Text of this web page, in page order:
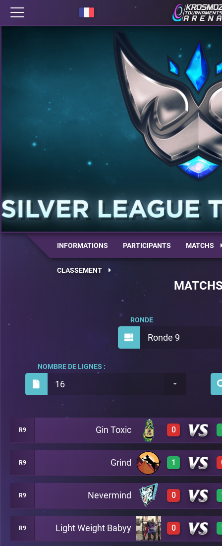
INFORMATIONS PARTICIPANTS MATCHS
CLASSEMENT
Ronde 9
RONDE
16
NOMBRE DE LIGNES :
R9 Gin Toxic 0
0 A19
R9 Grind 1
2 A19
R9 Nevermind 0
0 A19
R9 Light Weight Babyy 0